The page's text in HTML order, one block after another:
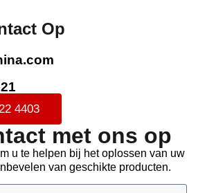
Op
4403
met ons op
u te helpen bij het oplossen van uw
van geschikte producten.